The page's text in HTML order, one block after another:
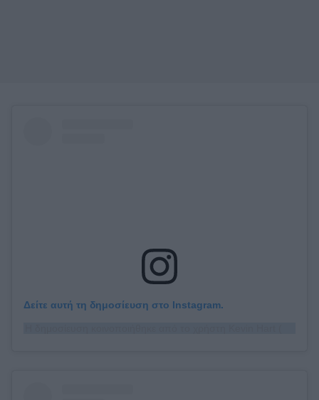
Δείτε αυτή τη δημοσίευση στο Instagram.